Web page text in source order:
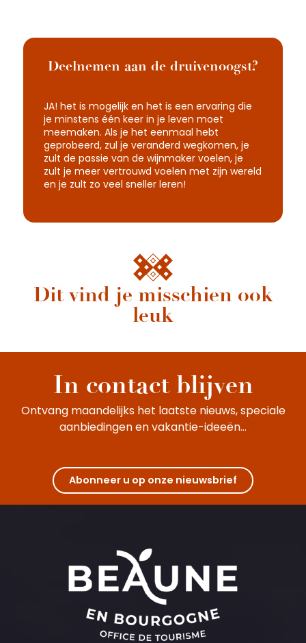
Deelnemen aan de druivenoogst?
JA! het is mogelijk en het is een ervaring die
je minstens één keer in je leven moet
meemaken. Als je het eenmaal hebt
geprobeerd, zul je veranderd wegkomen, je
zult de passie van de wijnmaker voelen, je
zult je meer vertrouwd voelen met zijn wereld
en je zult zo veel sneller leren!
Dit vind je misschien ook
leuk
Te voet langs het wijngaardpad
In contact blijven
Ontvang maandelijks het laatste nieuws, speciale
aanbiedingen en vakantie-ideeën...
Abonneer u op onze nieuwsbrief